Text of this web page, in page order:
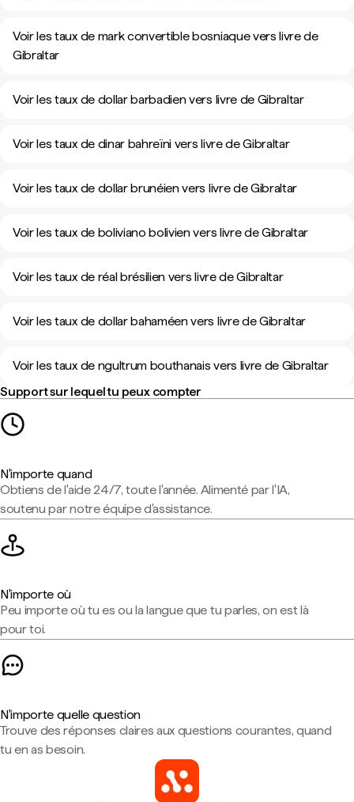
Voir les taux de mark convertible bosniaque vers livre de
Gibraltar
Voir les taux de dollar barbadien vers livre de Gibraltar
Voir les taux de dinar bahreïni vers livre de Gibraltar
Voir les taux de dollar brunéien vers livre de Gibraltar
Voir les taux de boliviano bolivien vers livre de Gibraltar
Voir les taux de réal brésilien vers livre de Gibraltar
Voir les taux de dollar bahaméen vers livre de Gibraltar
Voir les taux de ngultrum bouthanais vers livre de Gibraltar
Support sur lequel tu peux compter
N'importe quand
Obtiens de l'aide 24/7, toute l'année. Alimenté par l'IA,
soutenu par notre équipe d'assistance.
N'importe où
Peu importe où tu es ou la langue que tu parles, on est là
pour toi.
N'importe quelle question
Trouve des réponses claires aux questions courantes, quand
tu en as besoin.